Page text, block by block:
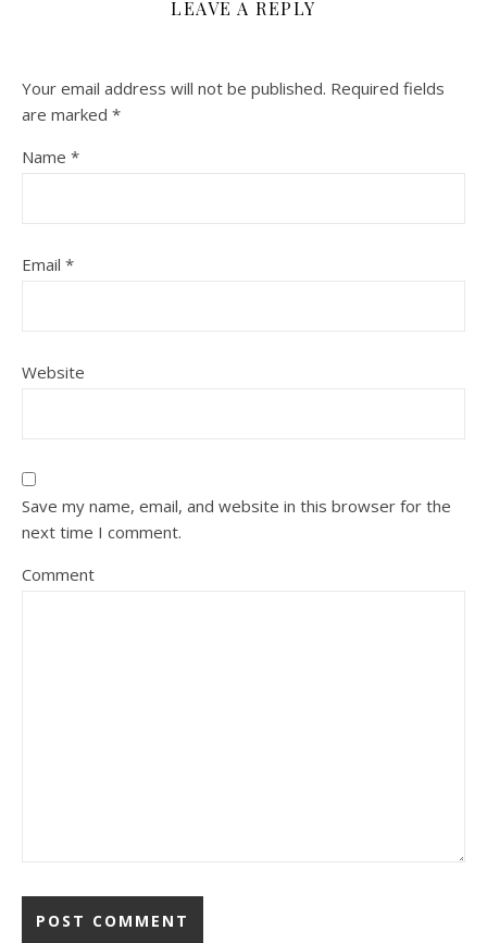
LEAVE A REPLY
Your email address will not be published. Required fields
are marked *
Name *
Email *
Website
Save my name, email, and website in this browser for the
next time I comment.
Comment